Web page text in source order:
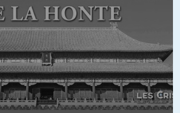
//21.09.2023 à 08h56
est dans ses fondements une
bien montré et expliqué Marx en son temps.
de capital ne peut se réaliser que par le « vol »
de ceux qui oeuvrent concrètement à produire
employés).
marché régulé par une « main invisible » (sic);